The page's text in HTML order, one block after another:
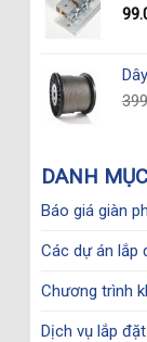
DANH
Báo giá giàn
Các dự án lắp
Chương trình
Dịch vụ lắp